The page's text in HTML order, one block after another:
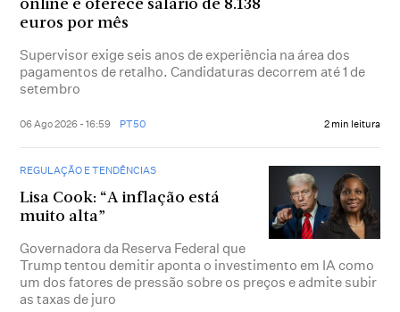
online e oferece salário de 8.138
euros por mês
Supervisor exige seis anos de experiência na área dos
pagamentos de retalho. Candidaturas decorrem até 1 de
setembro
06 Ago 2026 - 16:59 PT50 2 min leitura
REGULAÇÃO E TENDÊNCIAS
Lisa Cook: “A inflação está
muito alta”
Governadora da Reserva Federal que
Trump tentou demitir aponta o investimento em IA como
um dos fatores de pressão sobre os preços e admite subir
as taxas de juro